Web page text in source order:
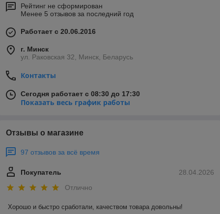
Рейтинг не сформирован
Менее 5 отзывов за последний год
Работает с 20.06.2016
г. Минск
ул. Раковская 32, Минск, Беларусь
Контакты
Сегодня работает с 08:30 до 17:30
Показать весь график работы
Отзывы о магазине
97 отзывов за всё время
28.04.2026
Покупатель
Отлично
Хорошо и быстро сработали, качеством товара довольны!